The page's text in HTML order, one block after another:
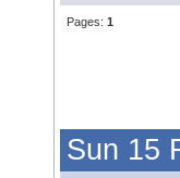
Pages: 1
Sun 15